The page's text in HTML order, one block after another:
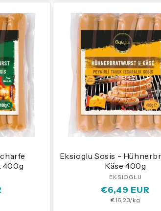
400g
Eksioglu Sosis -
Käse 400g
Anbieter:
EKSIOGLU
Normaler
Preis
€6,49 EUR
Grundpreis
€16,23/kg